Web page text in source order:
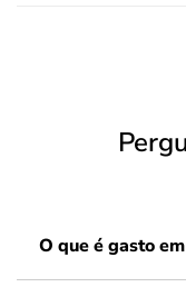
O que é gasto